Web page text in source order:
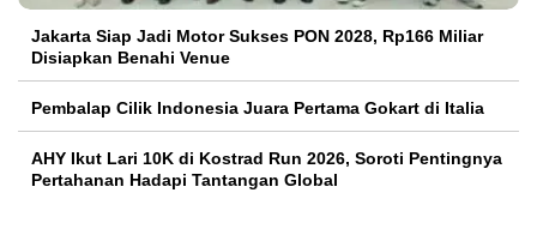
Jakarta Siap Jadi Motor Sukses PON 2028, Rp166 Miliar
Disiapkan Benahi Venue
Pembalap Cilik Indonesia Juara Pertama Gokart di Italia
AHY Ikut Lari 10K di Kostrad Run 2026, Soroti Pentingnya
Pertahanan Hadapi Tantangan Global